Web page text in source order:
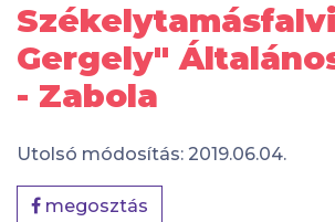
Gergely"
- Zabola
Utolsó módosítás: 2019.06.04.
megosztás